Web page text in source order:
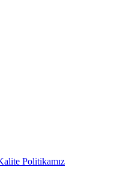
Politikamız